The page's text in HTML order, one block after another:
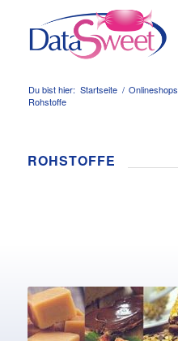
Du bist hier: Startseite / Onlineshops
Rohstoffe
ROHSTOFFE